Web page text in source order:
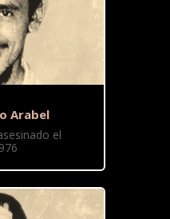
Arabel
el